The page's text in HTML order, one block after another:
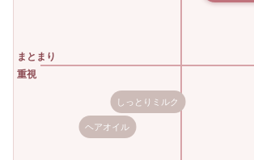
まとまり
重視
ヘアオイル
しっとりミルク